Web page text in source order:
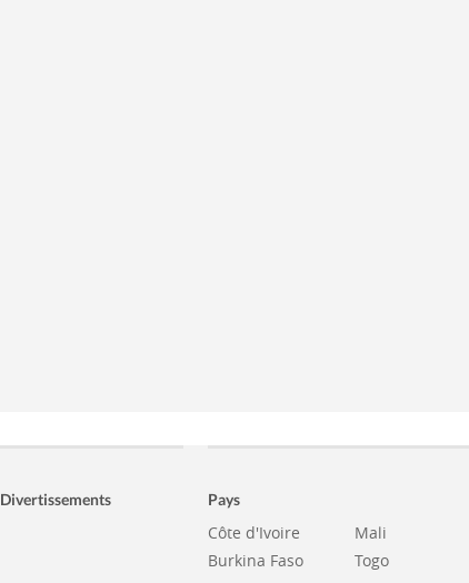
Divertissements Pays
Côte d'Ivoire
Burkina Faso
Mali
Togo